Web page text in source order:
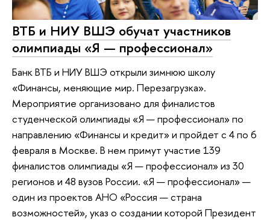
ВТБ и НИУ ВШЭ обучат участников
олимпиады «Я — профессионал»
Банк ВТБ и НИУ ВШЭ открыли зимнюю школу
«Финансы, меняющие мир. Перезагрузка».
Мероприятие организовано для финалистов
студенческой олимпиады «Я — профессионал» по
направлению «Финансы и кредит» и пройдет с 4 по 6
февраля в Москве. В нем примут участие 139
финалистов олимпиады «Я — профессионал» из 30
регионов и 48 вузов России. «Я — профессионал» —
один из проектов АНО «Россия — страна
возможностей», указ о создании которой Президент